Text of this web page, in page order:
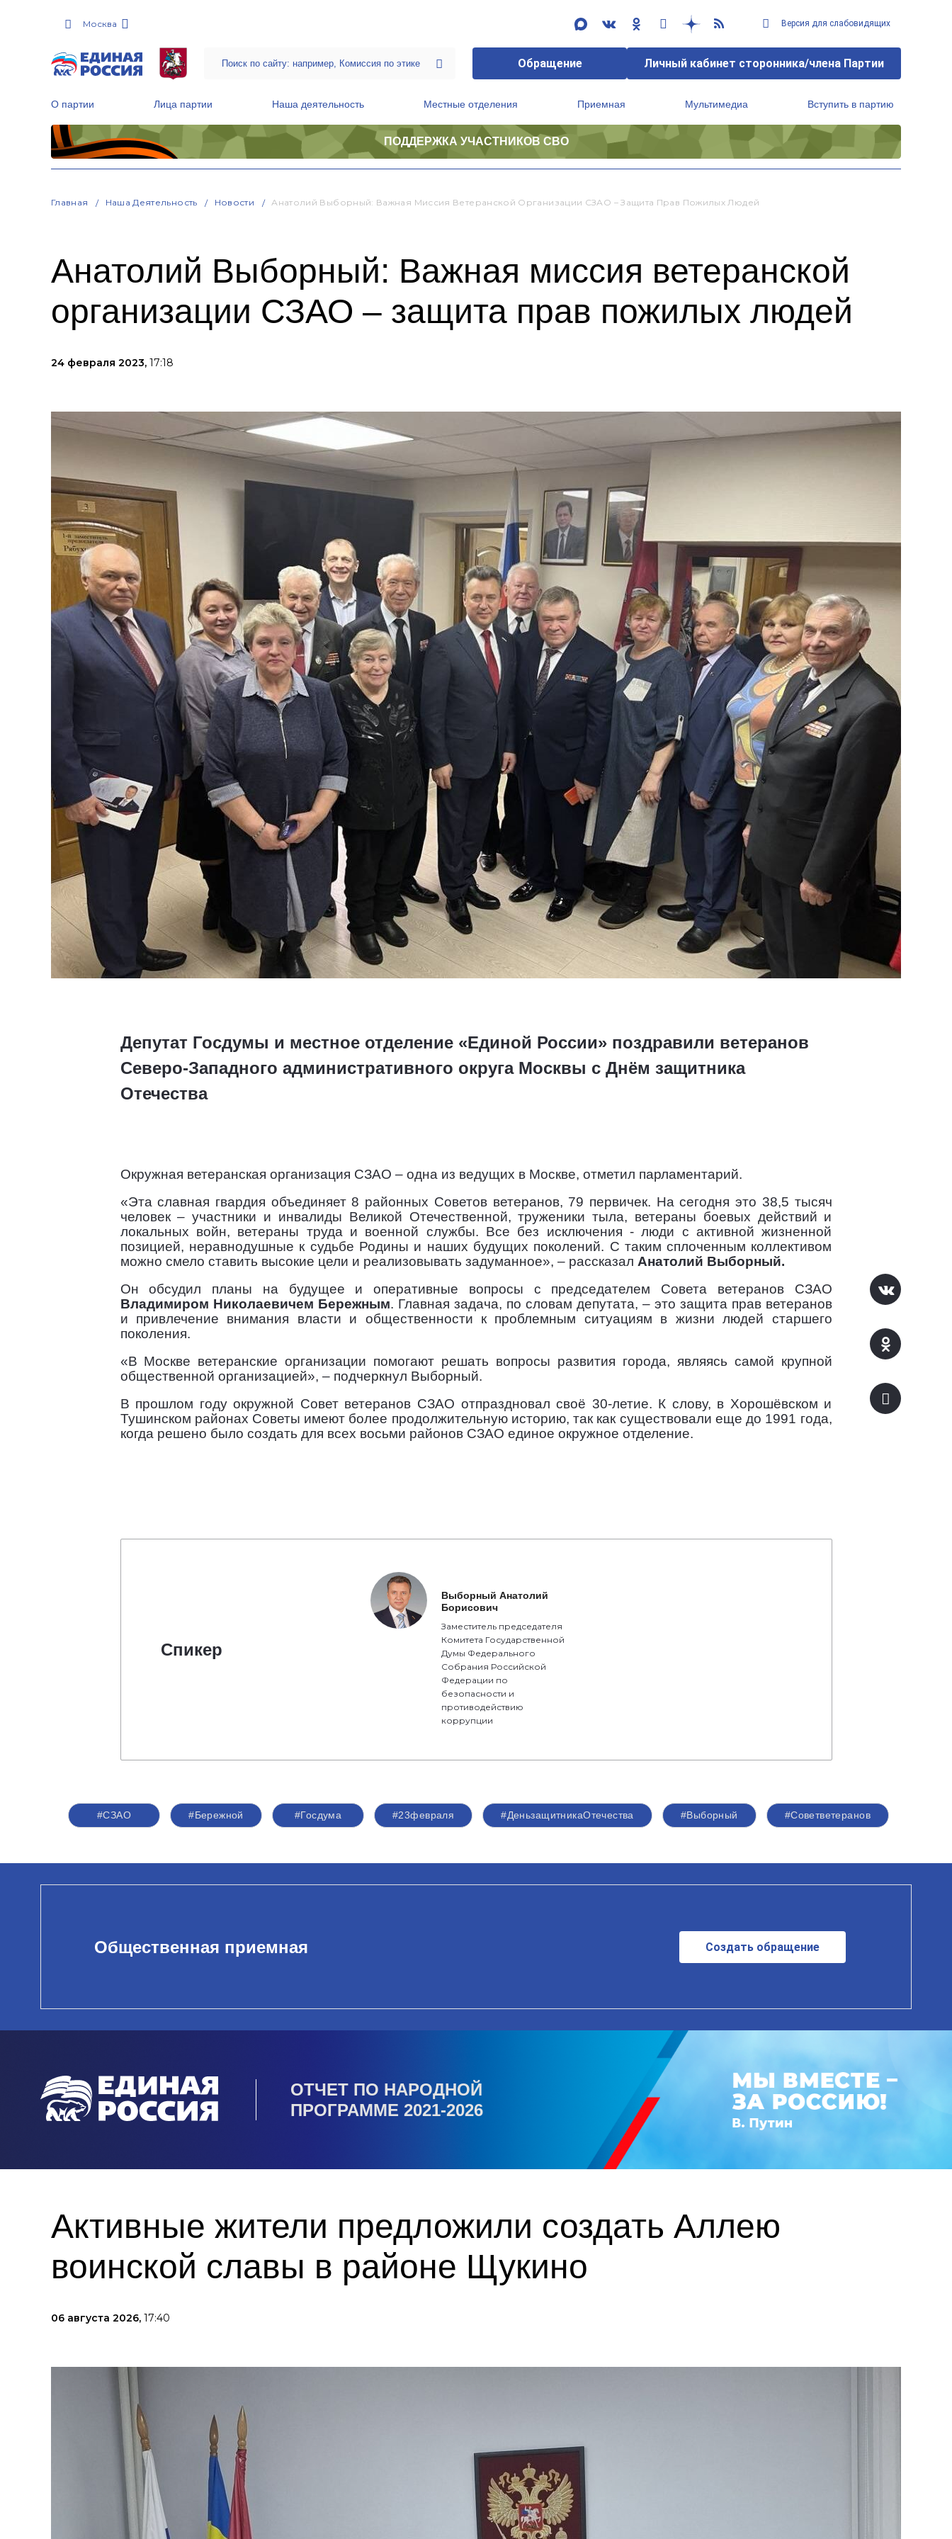
Москва Версия для слабовидящих
Обращение Личный кабинет сторонника/члена Партии
О партии Лица партии Наша деятельность Местные отделения Приемная Мультимедиа Вступить в партию
ПОДДЕРЖКА УЧАСТНИКОВ СВО
Главная Наша Деятельность Новости Анатолий Выборный: Важная Миссия Ветеранской Организации СЗАО – Защита Прав Пожилых Людей
Анатолий Выборный: Важная миссия ветеранской
организации СЗАО – защита прав пожилых людей
24 февраля 2023, 17:18
Депутат Госдумы и местное отделение «Единой России» поздравили ветеранов
Северо-Западного административного округа Москвы с Днём защитника
Отечества
Окружная ветеранская организация СЗАО – одна из ведущих в Москве, отметил парламентарий.
«Эта славная гвардия объединяет 8 районных Советов ветеранов, 79 первичек. На сегодня это 38,5 тысяч
человек – участники и инвалиды Великой Отечественной, труженики тыла, ветераны боевых действий и
локальных войн, ветераны труда и военной службы. Все без исключения - люди с активной жизненной
позицией, неравнодушные к судьбе Родины и наших будущих поколений. С таким сплоченным коллективом
можно смело ставить высокие цели и реализовывать задуманное», – рассказал Анатолий Выборный.
Он обсудил планы на будущее и оперативные вопросы с председателем Совета ветеранов СЗАО
Владимиром Николаевичем Бережным. Главная задача, по словам депутата, – это защита прав ветеранов
и привлечение внимания власти и общественности к проблемным ситуациям в жизни людей старшего
поколения.
«В Москве ветеранские организации помогают решать вопросы развития города, являясь самой крупной
общественной организацией», – подчеркнул Выборный.
В прошлом году окружной Совет ветеранов СЗАО отпраздновал своё 30-летие. К слову, в Хорошёвском и
Тушинском районах Советы имеют более продолжительную историю, так как существовали еще до 1991 года,
когда решено было создать для всех восьми районов СЗАО единое окружное отделение.
Спикер
Выборный Анатолий
Борисович
Заместитель председателя
Комитета Государственной
Думы Федерального
Собрания Российской
Федерации по
безопасности и
противодействию
коррупции
#СЗАО #Бережной #Госдума #23февраля #ДеньзащитникаОтечества #Выборный #Советветеранов
Общественная приемная Создать обращение
ОТЧЕТ ПО НАРОДНОЙ
ПРОГРАММЕ 2021-2026
Активные жители предложили создать Аллею
воинской славы в районе Щукино
06 августа 2026, 17:40